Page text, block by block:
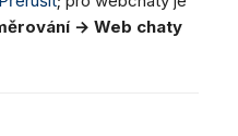
→ Web chaty